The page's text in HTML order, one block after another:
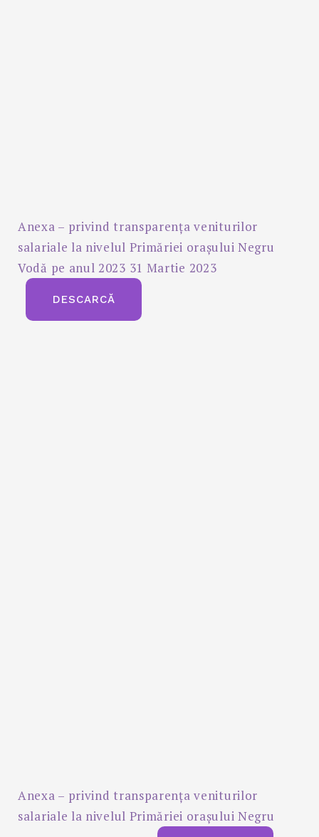
Anexa – privind transparența veniturilor
salariale la nivelul Primăriei orașului Negru
Vodă pe anul 2023 31 Martie 2023
DESCARCĂ
Anexa – privind transparența veniturilor
salariale la nivelul Primăriei orașului Negru